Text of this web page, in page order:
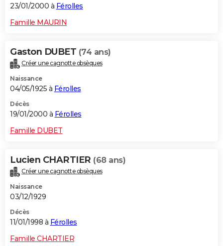
23/01/2000 à Férolles
Famille MAURIN
Gaston DUBET (74 ans)
Créer une cagnotte obsèques
Naissance
04/05/1925 à Férolles
Décès
19/01/2000 à Férolles
Famille DUBET
Lucien CHARTIER (68 ans)
Créer une cagnotte obsèques
Naissance
03/12/1929
Décès
11/01/1998 à Férolles
Famille CHARTIER